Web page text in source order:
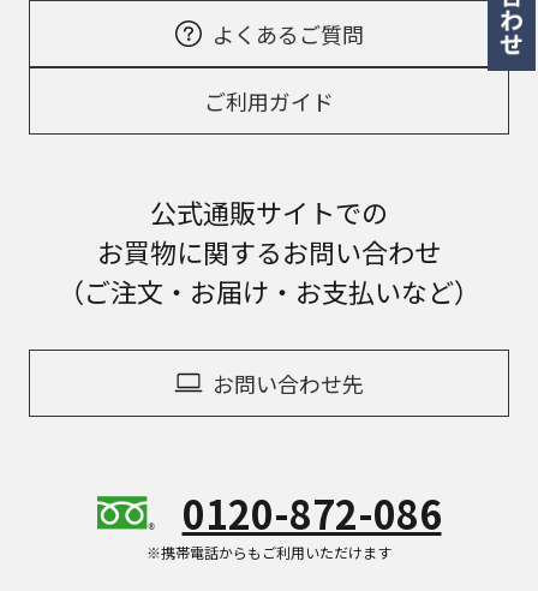
よくあるご質問
ご利用ガイド
公式通販サイトでの
お買物に関するお問い合わせ
（ご注文・お届け・お支払いなど）
お問い合わせ先
0120-872-086
※携帯電話からもご利用いただけます